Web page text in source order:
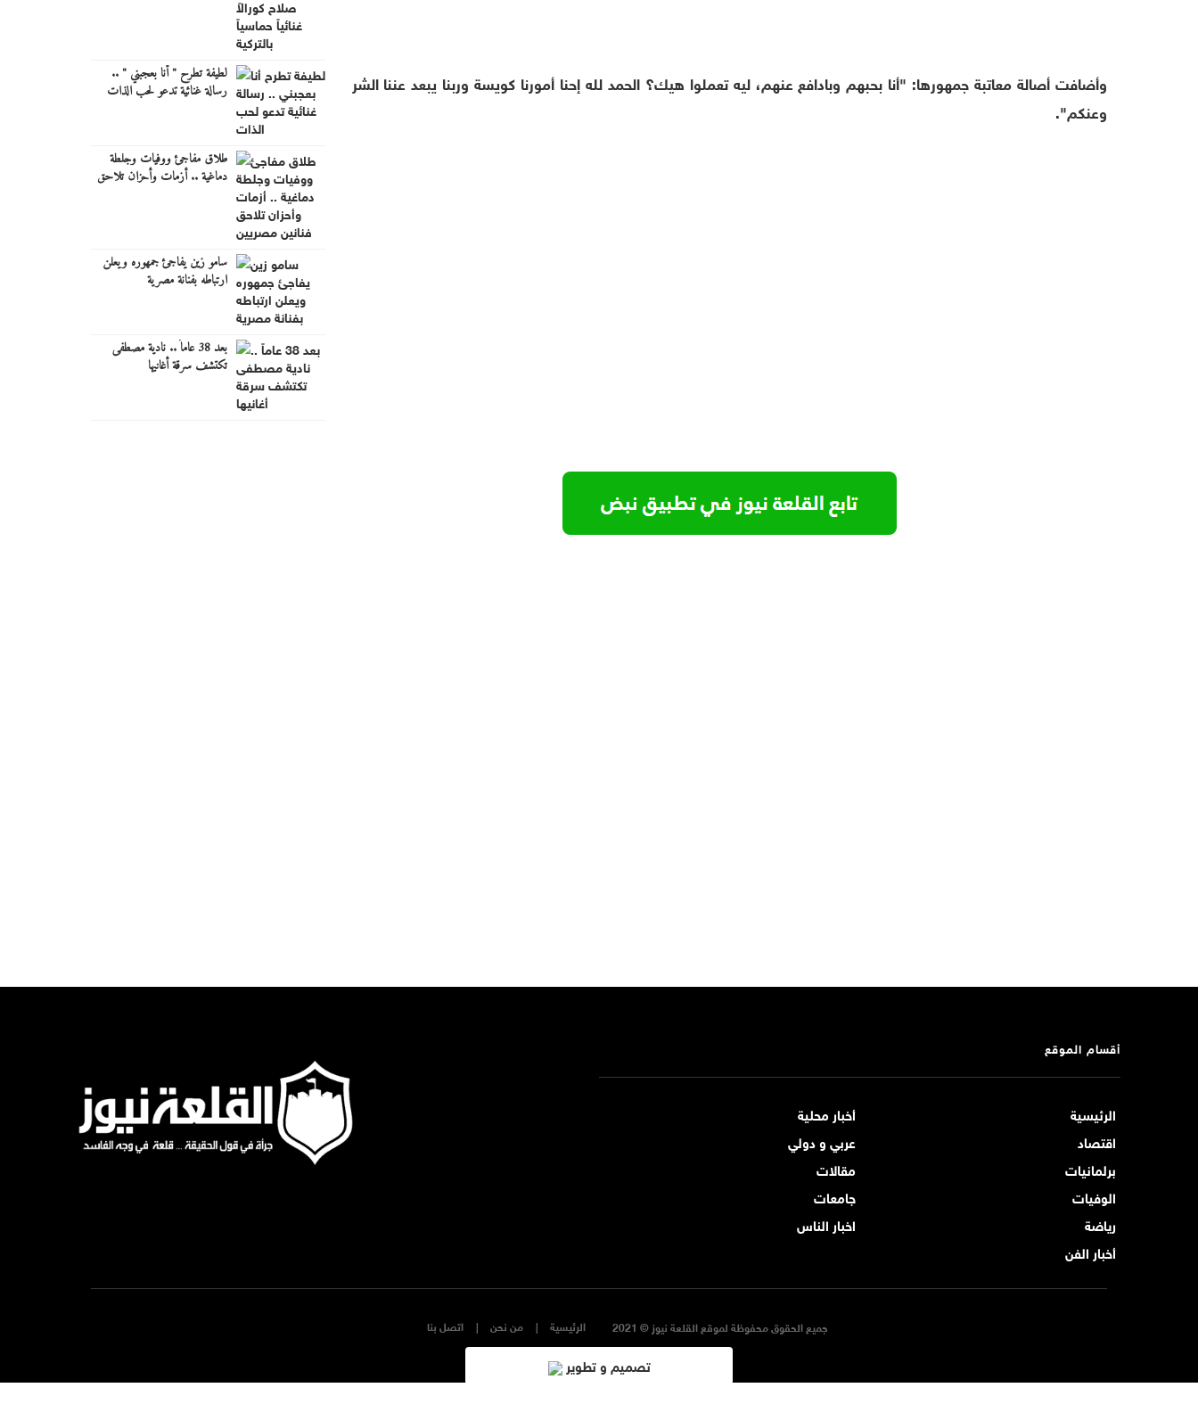
وأضافت أصالة معاتبة جمهورها: "أنا بحبهم وبادافع عنهم، ليه تعملوا هيك؟ الحمد لله إحنا أمورنا كويسة وربنا يبعد عننا الشر
وعنكم".
لطيفة تطرح " أنا بعجبني " ..
رسالة غنائية تدعو لحب الذات
طلاق مفاجئ ووفيات وجلطة
دماغية .. أزمات وأحزان تلاحق
سامو زين يفاجئ جمهوره ويعلن
ارتباطه بفنانة مصرية
بعد 38 عاماً .. نادية مصطفى
تكتشف سرقة أغانيها
أقسام الموقع
الرئيسية
أخبار محلية
اقتصاد
عربي و دولي
برلمانيات
مقالات
الوفيات
جامعات
رياضة
اخبار الناس
أخبار الفن
جميع الحقوق محفوظة لموقع القلعة نيوز © 2021 اتصل بنا من نحن الرئيسية
تصميم و تطوير